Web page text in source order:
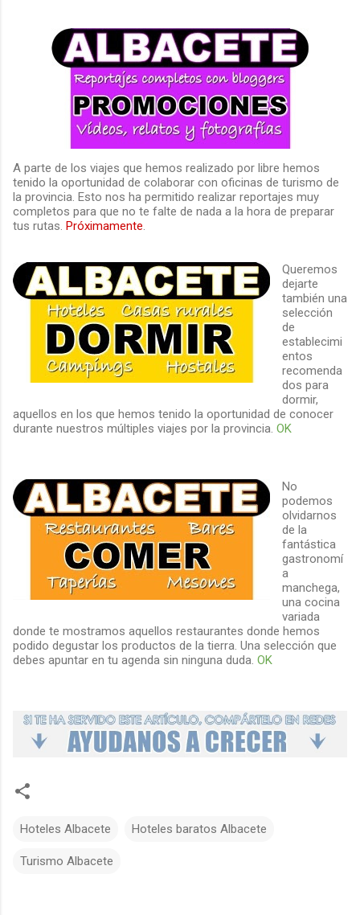
A parte de los viajes que hemos realizado por libre hemos
tenido la oportunidad de colaborar con oficinas de turismo de
la provincia. Esto nos ha permitido realizar reportajes muy
completos para que no te falte de nada a la hora de preparar
tus rutas. Próximamente
Queremos
dejarte
también una
selección
de
establecimi
entos
recomenda
dos para
dormir,
aquellos en los que hemos tenido la oportunidad de conocer
durante nuestros múltiples viajes por la provincia. OK
No
podemos
olvidarnos
de la
fantástica
gastronomí
a
manchega,
una cocina
variada
donde te mostramos aquellos restaurantes donde hemos
podido degustar los productos de la tierra. Una selección que
debes apuntar en tu agenda sin ninguna duda. OK
Hoteles Albacete Hoteles baratos Albacete
Turismo Albacete